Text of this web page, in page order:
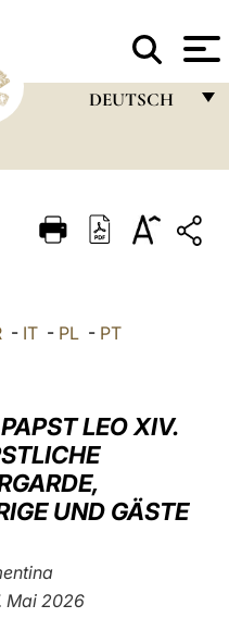
DEUTSCH
ITALIANO
العربيّة
中文
LATINE
- IT - PL - PT
LEO XIV.
UND GÄSTE
Mai 2026